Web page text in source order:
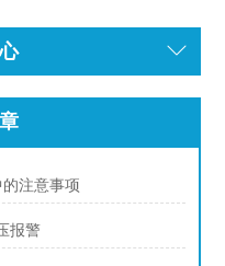
注意事项
报警